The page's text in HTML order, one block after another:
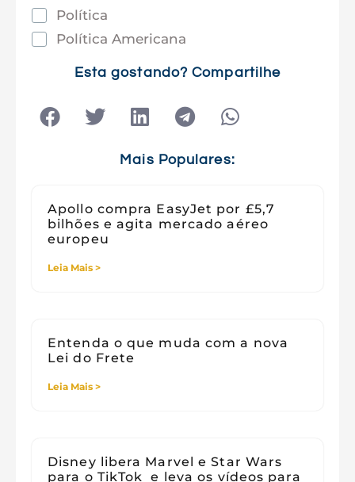
Política
Política Americana
Tecnologia
Esta gostando? Compartilhe
Mais Populares:
Apollo compra EasyJet por £5,7
bilhões e agita mercado aéreo
europeu
Leia Mais >
Entenda o que muda com a nova
Lei do Frete
Leia Mais >
Disney libera Marvel e Star Wars
para o TikTok e leva os vídeos para